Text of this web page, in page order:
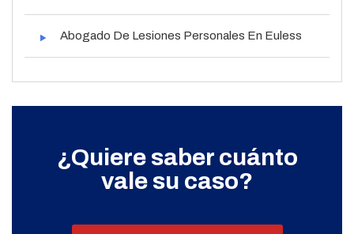
Abogado De Lesiones Personales En Euless
¿Quiere saber cuánto
vale su caso?